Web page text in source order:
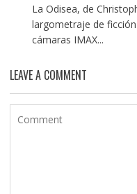
La Odisea, de
largometraje de
cámaras IMAX...
LEAVE A COMMENT